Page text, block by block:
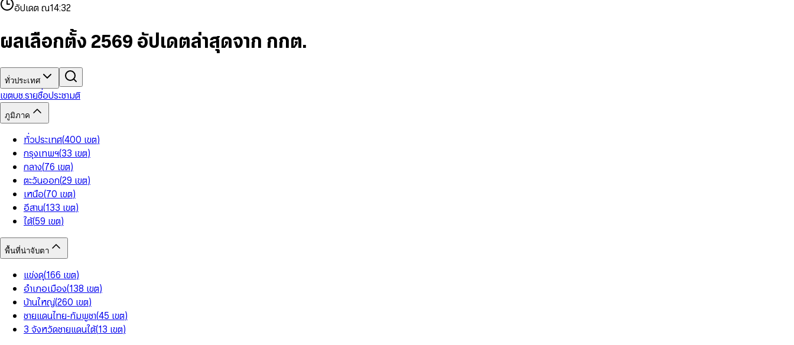
9 9
5
7
8
993
5
6
8
9
84
6
7
9
3
5
6
8
9
7
9
อัปเดต ณ14:32
ผลเลือกตั้ง 2569 อัปเดตล่าสุดจาก กกต.
ทั่วประเทศ
เขตบช.รายชื่อประชามติ
ภูมิภาค
ทั่วประเทศ(400 เขต)
กรุงเทพฯ(33 เขต)
กลาง(76 เขต)
ตะวันออก(29 เขต)
เหนือ(70 เขต)
อีสาน(133 เขต)
ใต้(59 เขต)
พื้นที่น่าจับตา
แข่งดุ(166 เขต)
อำเภอเมือง(138 เขต)
บ้านใหญ่(260 เขต)
ชายแดนไทย-กัมพูชา(45 เขต)
3 จังหวัดชายแดนใต้(13 เขต)